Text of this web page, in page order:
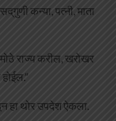
कन्या, पत्नी, माता
राज्य करील, खरोखर
हा थोर उपदेश ऐकला.